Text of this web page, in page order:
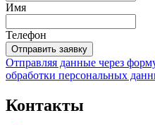
Имя
Телефон
Отправить заявку
Отправляя данные через
обработки персональных
Контакты